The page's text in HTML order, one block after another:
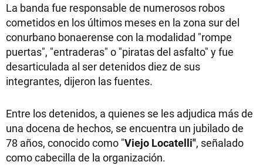
La banda fue responsable de numerosos robos
cometidos en los últimos meses en la zona sur del
conurbano bonaerense con la modalidad "rompe
puertas", "entraderas" o "piratas del asfalto" y fue
desarticulada al ser detenidos diez de sus
integrantes, dijeron las fuentes.
Entre los detenidos, a quienes se les adjudica más de
una docena de hechos, se encuentra un jubilado de
78 años, conocido como "Viejo Locatelli", señalado
como cabecilla de la organización.